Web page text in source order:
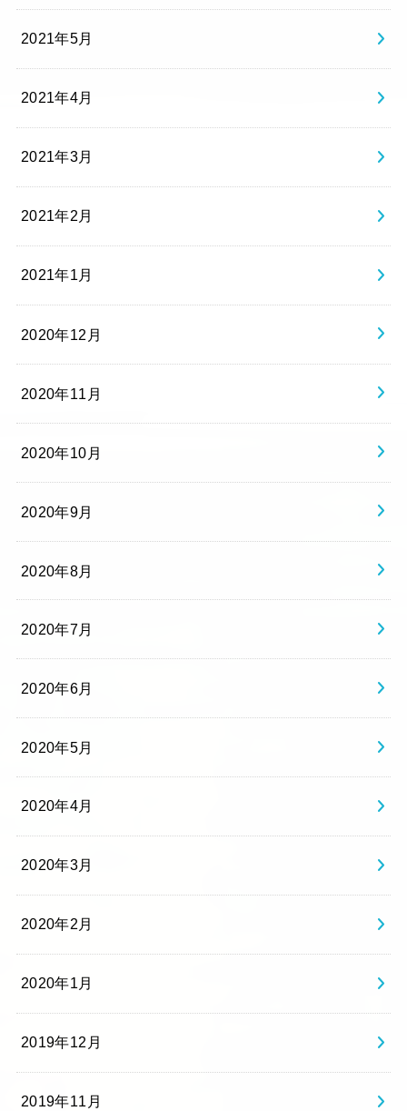
2021年5月
2021年4月
2021年3月
2021年2月
2021年1月
2020年12月
2020年11月
2020年10月
2020年9月
2020年8月
2020年7月
2020年6月
2020年5月
2020年4月
2020年3月
2020年2月
2020年1月
2019年12月
2019年11月